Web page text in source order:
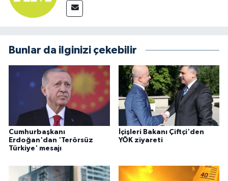
Bunlar da ilginizi çekebilir
Cumhurbaşkanı
Erdoğan'dan 'Terörsüz
Türkiye' mesajı
İçişleri Bakanı Çiftçi'den
YÖK ziyareti